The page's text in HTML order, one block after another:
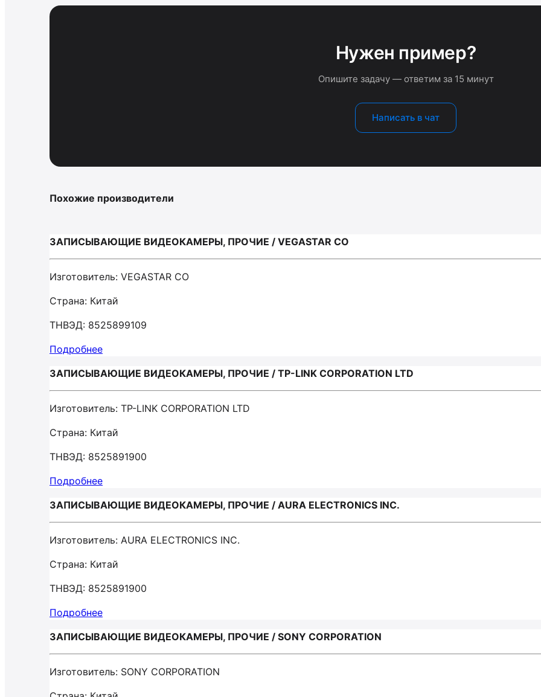
Нужен пример?
Опишите задачу — ответим за 15 минут
Написать в чат
Похожие производители
ЗАПИСЫВАЮЩИЕ ВИДЕОКАМЕРЫ, ПРОЧИЕ / VEGASTAR CO
Изготовитель: VEGASTAR CO
Страна: Китай
ТНВЭД: 8525899109
Подробнее
ЗАПИСЫВАЮЩИЕ ВИДЕОКАМЕРЫ, ПРОЧИЕ / TP-LINK CORPORATION LTD
Изготовитель: TP-LINK CORPORATION LTD
Страна: Китай
ТНВЭД: 8525891900
Подробнее
ЗАПИСЫВАЮЩИЕ ВИДЕОКАМЕРЫ, ПРОЧИЕ / AURA ELECTRONICS INC.
Изготовитель: AURA ELECTRONICS INC.
Страна: Китай
ТНВЭД: 8525891900
Подробнее
ЗАПИСЫВАЮЩИЕ ВИДЕОКАМЕРЫ, ПРОЧИЕ / SONY CORPORATION
Изготовитель: SONY CORPORATION